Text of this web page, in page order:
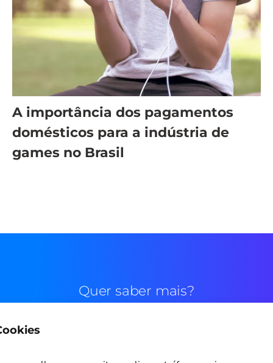
A importância dos pagamentos
domésticos para a indústria de
games no Brasil
Quer saber mais?